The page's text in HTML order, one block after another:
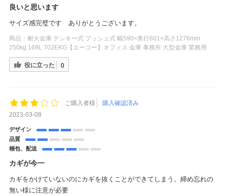
良いと思います
サイズ感完璧です ありがとうございます。
商品： 耐火金庫 テンキー式 プッシュ式 幅590×奥行601×高さ1276mm
250kg 169L 702EKG【エーコー】オフィス 金庫 事務所 大型金庫 業務用
役に立った 0
ご購入者様
購入確認済み
2023-03-08
デザイン
品質
梱包、配送
カギが今一
カギをかけていないのにカギを抜くことができてしまう。締め忘れの
無い様に注意が必要